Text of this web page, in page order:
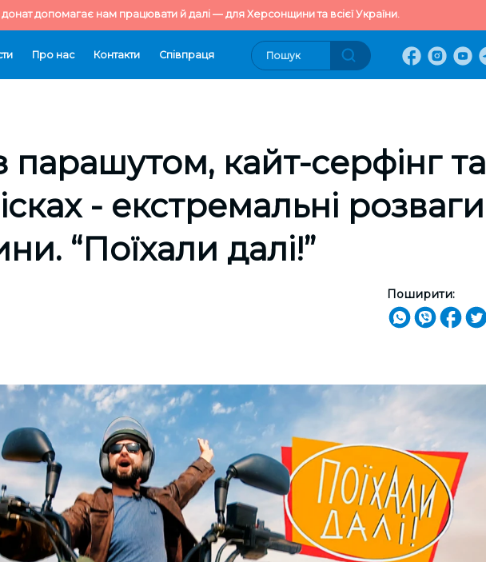
допомагає нам працювати й далі — для Херсонщини та всієї України.
Про нас Контакти Cпівпраця
парашутом, кайт-серфінг та
- екстремальні розваги
“Поїхали далі!”
Поширити: